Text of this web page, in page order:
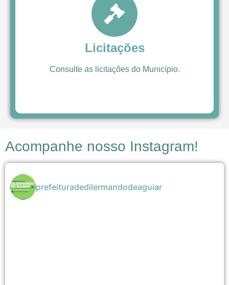
Licitações
Consulte as licitações do Município.
Acompanhe nosso Instagram!
prefeituradedilermandodeaguiar